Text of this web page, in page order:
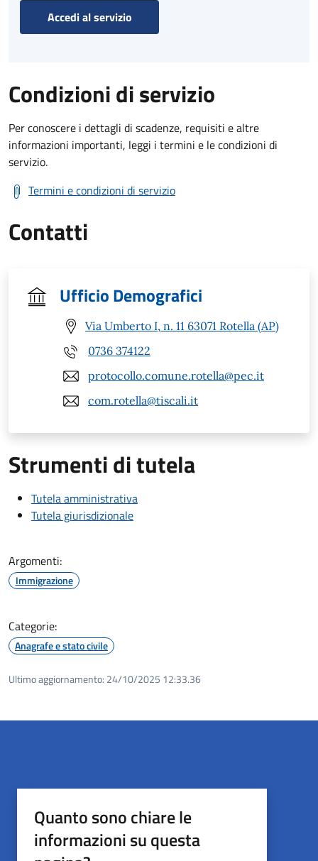
Accedi al servizio
Condizioni di servizio
Per conoscere i dettagli di scadenze, requisiti e altre
informazioni importanti, leggi i termini e le condizioni di
servizio.
Termini e condizioni di servizio
Contatti
Ufficio Demografici
Via Umberto I, n. 11 63071 Rotella (AP)
0736 374122
protocollo.comune.rotella@pec.it
com.rotella@tiscali.it
Strumenti di tutela
Tutela amministrativa
Tutela giurisdizionale
Argomenti:
Immigrazione
Categorie:
Anagrafe e stato civile
Ultimo aggiornamento: 24/10/2025 12:33.36
Quanto sono chiare le
informazioni su questa